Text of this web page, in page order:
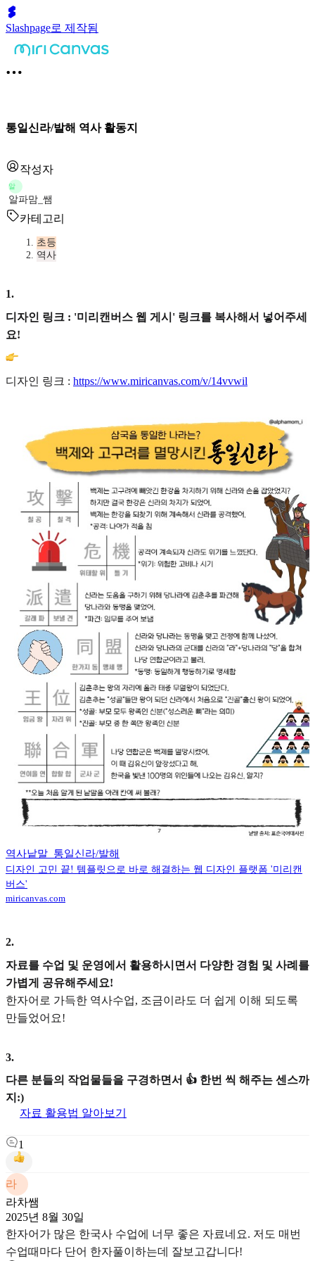
Slashpage로 제작됨
통일신라/발해 역사 활동지
작성자
알
알파맘_쌤
카테고리
초등
역사
1.
디자인 링크 : '미리캔버스 웹 게시' 링크를 복사해서 넣어주세
요!
디자인 링크 : https://www.miricanvas.com/v/14vvwil
역사낱말_통일신라/발해
디자인 고민 끝! 템플릿으로 바로 해결하는 웹 디자인 플랫폼 '미리캔
버스'
miricanvas.com
2.
자료를 수업 및 운영에서 활용하시면서 다양한 경험 및 사례를
가볍게 공유해주세요!
한자어로 가득한 역사수업, 조금이라도 더 쉽게 이해 되도록
만들었어요!
3.
다른 분들의 작업물들을 구경하면서 👍 한번 씩 해주는 센스까
지:)
자료 활용법 알아보기
1
라
라차쌤
2025년 8월 30일
한자어가 많은 한국사 수업에 너무 좋은 자료네요. 저도 매번
수업때마다 단어 한자풀이하는데 잘보고갑니다!